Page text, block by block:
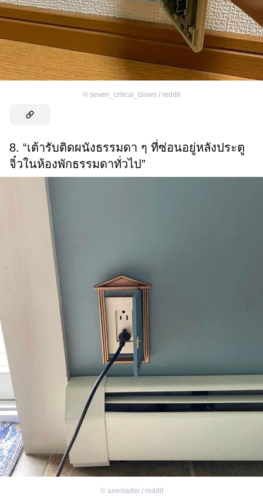
© seven_critical_blows / reddit
8. “เต้ารับติดผนังธรรมดา ๆ ที่ซ่อนอยู่หลังประตู
จิ๋วในห้องพักธรรมดาทั่วไป”
© axenlader / reddit